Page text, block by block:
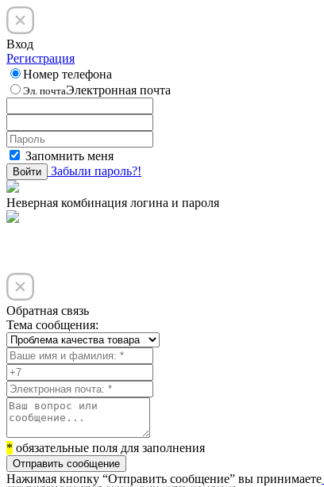
Вход
Регистрация
Номер телефона
Эл. почтаЭлектронная почта
Запомнить меня
Войти Забыли пароль?!
Неверная комбинация логина и пароля
Обратная связь
Тема сообщения:
* обязательные поля для заполнения
Отправить сообщение
Нажимая кнопку “Отправить сообщение” вы принимаете